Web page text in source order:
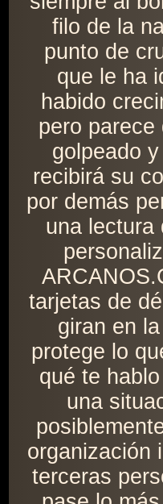
filo de la
punto de
que le ha
habido
pero parece
golpeado
recibirá su
por demás
una lectura
tarjetas de
giran en
protege lo
qué te
una
organización
terceras